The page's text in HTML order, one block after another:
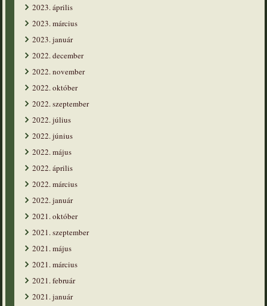
2023. április
2023. március
2023. január
2022. december
2022. november
2022. október
2022. szeptember
2022. július
2022. június
2022. május
2022. április
2022. március
2022. január
2021. október
2021. szeptember
2021. május
2021. március
2021. február
2021. január